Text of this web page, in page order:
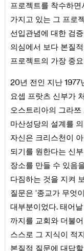
프로젝트를 착수하
가지고 있는 그 프로
선입관념에 대한 검
의심에서 보다 본질
프로젝트의 가장 중
20년 전인 지난 1977
요셉 프랏츠 신부가
오스트리아의 그라
마산성당의 설계를
자신은 크리스천이
되기를 원한다는 신
장소를 만들 수 있음
다짐하는 것을 지켜
질문은 ‘종교가 무엇
대부분이었다. 태어
까지를 교회와 더불
스스로 그 지식이 적
본질적 질문에 대답